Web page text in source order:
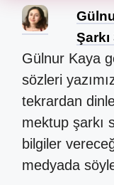
Gülnur Kaya
sözleri
tekrardan
mektup şarkı
bilgiler
medyada